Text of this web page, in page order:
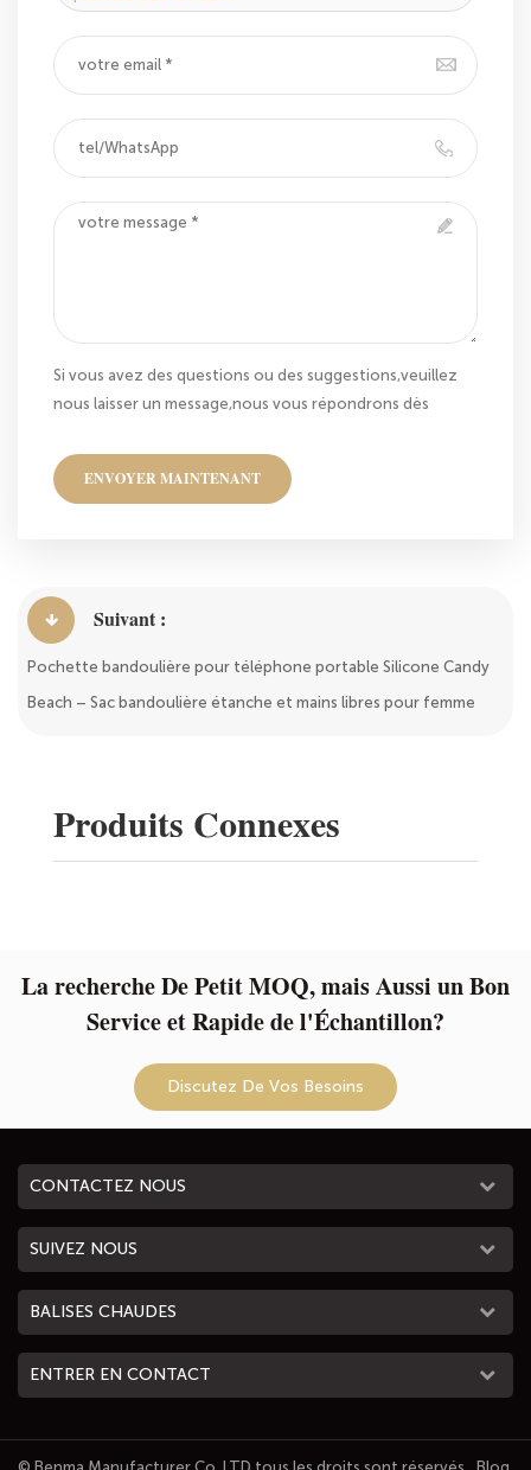
Si vous avez des questions ou des suggestions,veuillez
nous laisser un message,nous vous répondrons dès
ENVOYER MAINTENANT
Suivant :
Pochette bandoulière pour téléphone portable Silicone Candy
Beach – Sac bandoulière étanche et mains libres pour femme
Produits Connexes
La recherche De Petit MOQ, mais Aussi un Bon
Service et Rapide de l'Échantillon?
Discutez De Vos Besoins
CONTACTEZ NOUS
SUIVEZ NOUS
BALISES CHAUDES
ENTRER EN CONTACT